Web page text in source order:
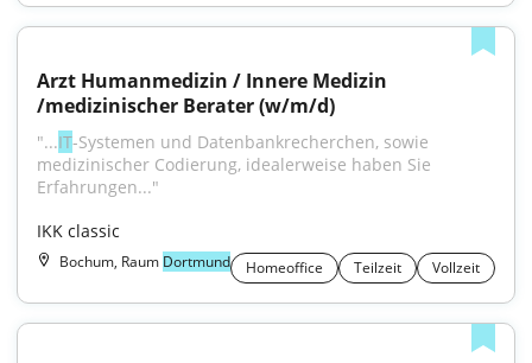
Arzt Humanmedizin / Innere Medizin
/medizinischer Berater (w/m/d)
"...IT-Systemen und Datenbankrecherchen, sowie
medizinischer Codierung, idealerweise haben Sie
Erfahrungen..."
IKK classic
Bochum, Raum Dortmund Homeoffice Teilzeit Vollzeit